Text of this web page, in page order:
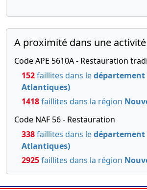
A proximité dans une
Code APE 5610A - Restauration
152faillites dans ledépartement
Atlantiques)
1418faillites dans la région
Code NAF 56 - Restauration
338faillites dans ledépartement
Atlantiques)
2925faillites dans la région